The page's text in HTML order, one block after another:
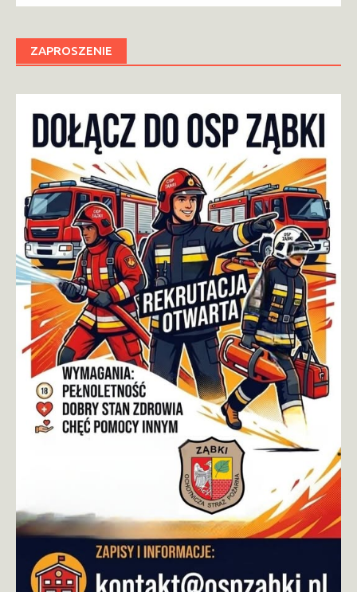
ZAPROSZENIE